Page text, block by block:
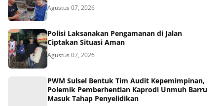
Agustus 07, 2026
Polisi Laksanakan Pengamanan di Jalan
Ciptakan Situasi Aman
Agustus 07, 2026
PWM Sulsel Bentuk Tim Audit Kepemimpinan,
Polemik Pemberhentian Kaprodi Unmuh Barru
Masuk Tahap Penyelidikan